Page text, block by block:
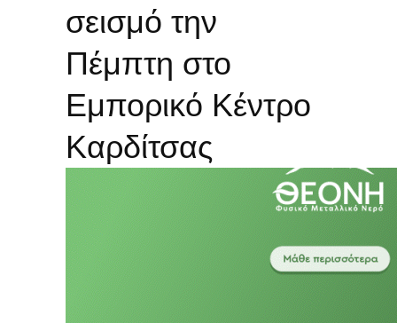
σεισμό την
Πέμπτη στο
Εμπορικό Κέντρο
Καρδίτσας